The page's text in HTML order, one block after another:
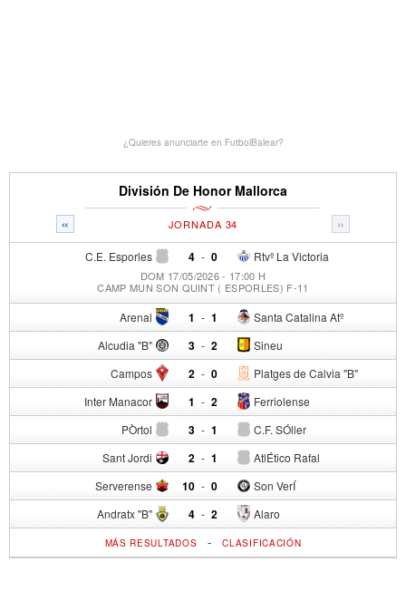
¿Quieres anunciarte en FutbolBalear?
División De Honor Mallorca
« »
JORNADA 34
C.E. Esporles 4 - Rtvº La Victoria
0
DOM 17/05/2026 - 17:00 H
CAMP MUN SON QUINT ( ESPORLES) F-11
Arenal 1 - Santa Catalina Atº
1
Alcudia "B" 3 - Sineu
2
Campos 2 - Platges de Calvia "B"
0
Inter Manacor 1 - Ferriolense
2
PÒrtol 3 - C.F. SÓller
1
Sant Jordi 2 - AtlÉtico Rafal
1
Serverense 10 - Son VerÍ
0
Andratx "B" 4 - Alaro
2
MÁS RESULTADOS -CLASIFICACIÓN